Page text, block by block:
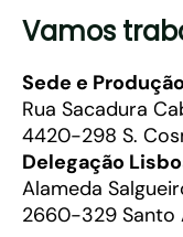
Vamos
Sede e
Rua Sacadura
4420-298 S.
Delegação
Alameda
2660-329 Santo